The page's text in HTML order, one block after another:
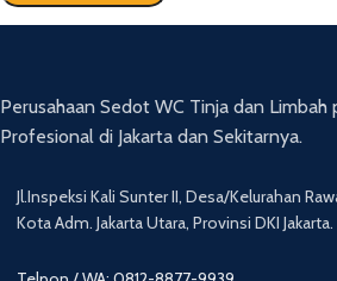
Perusahaan Sedot WC Tinja dan Limbah
Profesional di Jakarta dan Sekitarnya.
Jl.Inspeksi Kali Sunter II, Desa/Kelurahan
Kota Adm. Jakarta Utara, Provinsi DKI Jakarta.